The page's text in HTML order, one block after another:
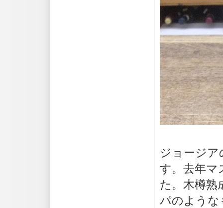
ジョージ
す。去年マ
た。木樽熟
パのような